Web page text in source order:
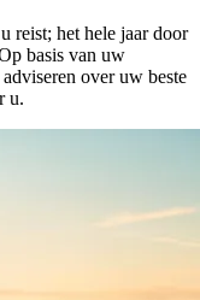
reist; het hele jaar door
basis van uw
over uw beste
u.